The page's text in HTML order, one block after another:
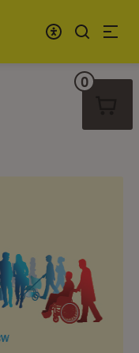
0